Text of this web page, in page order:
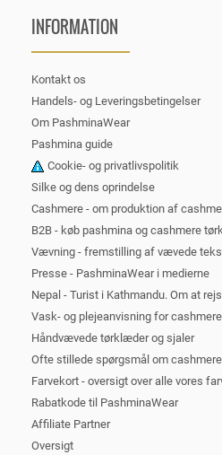
INFORMATION
Kontakt os
Handels- og Leveringsbetingelser
Om PashminaWear
Pashmina guide
Cookie- og privatlivspolitik
Silke og dens oprindelse
Cashmere - om produktion af
B2B - køb pashmina og cashmere
Vævning - fremstilling af vævede
Presse - PashminaWear i medierne
Nepal - Turist i Kathmandu. Om at
Vask- og plejeanvisning for cashmere
Håndvævede tørklæder og sjaler
Ofte stillede spørgsmål om cashmere
Farvekort - oversigt over alle vores
Rabatkode til PashminaWear
Affiliate Partner
Oversigt